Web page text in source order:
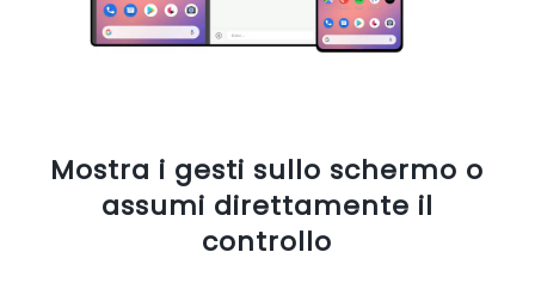
Mostra i gesti sullo schermo o
assumi direttamente il
controllo